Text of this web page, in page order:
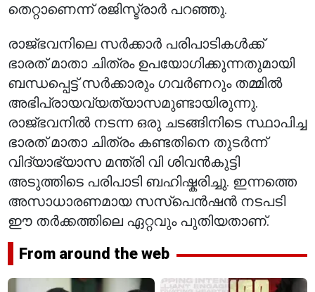
തെറ്റാണെന്ന് രജിസ്ട്രാർ പറഞ്ഞു.
രാജ്ഭവനിലെ സർക്കാർ പരിപാടികൾക്ക്
ഭാരത് മാതാ ചിത്രം ഉപയോഗിക്കുന്നതുമായി
ബന്ധപ്പെട്ട് സർക്കാരും ഗവർണറും തമ്മിൽ
അഭിപ്രായവ്യത്യാസമുണ്ടായിരുന്നു.
രാജ്ഭവനിൽ നടന്ന ഒരു ചടങ്ങിനിടെ സ്ഥാപിച്ച
ഭാരത് മാതാ ചിത്രം കണ്ടതിനെ തുടർന്ന്
വിദ്യാഭ്യാസ മന്ത്രി വി ശിവൻകുട്ടി
അടുത്തിടെ പരിപാടി ബഹിഷ്കരിച്ചു. ഇന്നത്തെ
അസാധാരണമായ സസ്‌പെൻഷൻ നടപടി
ഈ തർക്കത്തിലെ ഏറ്റവും പുതിയതാണ്.
From around the web